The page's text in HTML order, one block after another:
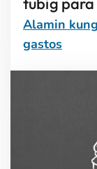
Alamin
gastos